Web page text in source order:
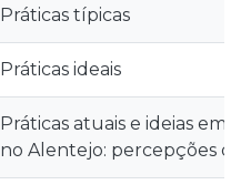
Práticas típicas
Práticas ideais
Práticas atuais e ideias
no Alentejo: percepções